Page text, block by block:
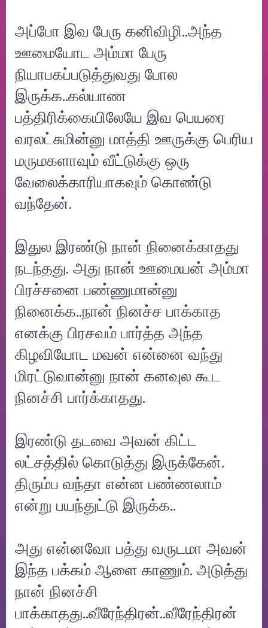
அப்போ இவ பேரு கனிவிழி..அந்த
ஊமையோட அம்மா பேரு
நியாபகப்படுத்துவது போல
இருக்க..கல்யாண
பத்திரிக்கையிலேயே இவ பெயரை
வரலட்சுமின்னு மாத்தி ஊருக்கு பெரிய
மருமகளாவும் வீட்டுக்கு ஒரு
வேலைக்காரியாகவும் கொண்டு
வந்தேன்.
இதுல இரண்டு நான் நினைக்காதது
நடந்தது. அது நான் ஊமையன் அம்மா
பிரச்சனை பண்ணுமான்னு
நினைக்க..நான் நினச்ச பாக்காத
எனக்கு பிரசவம் பார்த்த அந்த
கிழவியோட மவன் என்னை வந்து
மிரட்டுவான்னு நான் கனவுல கூட
நினச்சி பார்க்காதது.
இரண்டு தடவை அவன் கிட்ட
லட்சத்தில் கொடுத்து இருக்கேன்.
திரும்ப வந்தா என்ன பண்ணலாம்
என்று பயந்துட்டு இருக்க..
அது என்னவோ பத்து வருடமா அவன்
இந்த பக்கம் ஆளை காணும். அடுத்து
நான் நினச்சி
பாக்காதது..வீரேந்திரன்..வீரேந்திரன்